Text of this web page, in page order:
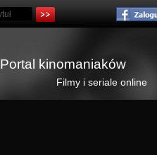
Portal kinomaniaków
Filmy i seriale online